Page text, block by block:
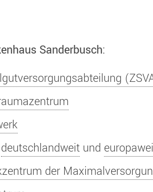
Sanderbusch:
deutschlandweit und
der